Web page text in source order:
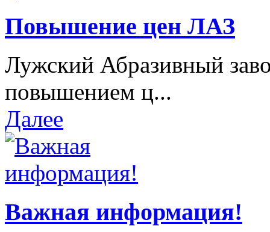
Повышение цен ЛАЗ
Лужский Абразивный
повышением ц...
Далее
Важная информация!